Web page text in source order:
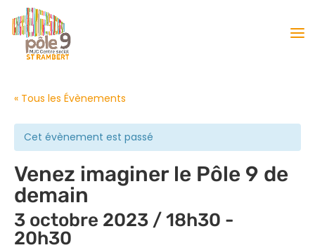
« Tous les Évènements
Cet évènement est passé
Venez imaginer le Pôle 9 de
demain
3 octobre 2023 / 18h30 -
20h30